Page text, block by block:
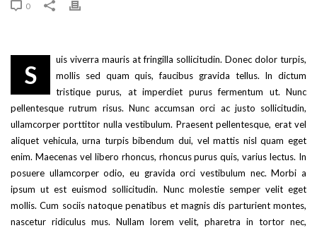
0
S
uis viverra mauris at fringilla sollicitudin. Donec dolor turpis,
mollis sed quam quis, faucibus gravida tellus. In dictum
tristique purus, at imperdiet purus fermentum ut. Nunc
pellentesque rutrum risus. Nunc accumsan orci ac justo sollicitudin,
ullamcorper porttitor nulla vestibulum. Praesent pellentesque, erat vel
aliquet vehicula, urna turpis bibendum dui, vel mattis nisl quam eget
enim. Maecenas vel libero rhoncus, rhoncus purus quis, varius lectus. In
posuere ullamcorper odio, eu gravida orci vestibulum nec. Morbi a
ipsum ut est euismod sollicitudin. Nunc molestie semper velit eget
mollis. Cum sociis natoque penatibus et magnis dis parturient montes,
nascetur ridiculus mus. Nullam lorem velit, pharetra in tortor nec,